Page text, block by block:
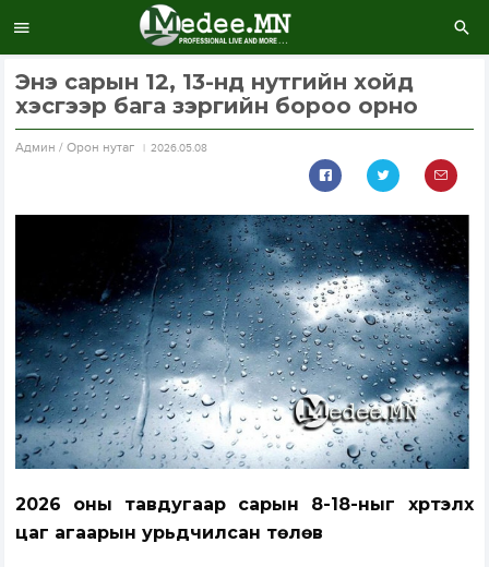
Энэ сарын 12, 13-нд нутгийн хойд
хэсгээр бага зэргийн бороо орно
Aдмин / Орон нутаг 2026.05.08
2026 оны тавдугаар сарын 8-18-ныг хүртэлх
цаг агаарын урьдчилсан төлөв